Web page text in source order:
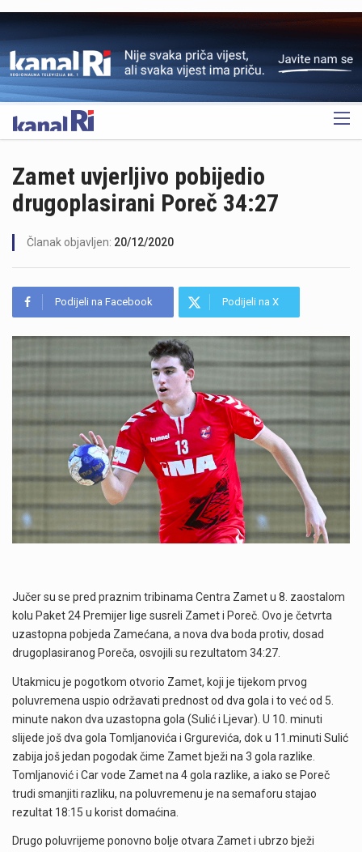
OGLAS
Zamet uvjerljivo pobijedio
drugoplasirani Poreč 34:27
Članak objavljen: 20/12/2020
Podijeli na Facebook Podijeli na X
Jučer su se pred praznim tribinama Centra Zamet u 8. zaostalom
kolu Paket 24 Premijer lige susreli Zamet i Poreč. Ovo je četvrta
uzastopna pobjeda Zamećana, a nova dva boda protiv, dosad
drugoplasiranog Poreča, osvojili su rezultatom 34:27.
Utakmicu je pogotkom otvorio Zamet, koji je tijekom prvog
poluvremena uspio održavati prednost od dva gola i to već od 5.
minute nakon dva uzastopna gola (Sulić i Ljevar). U 10. minuti
slijede još dva gola Tomljanovića i Grgurevića, dok u 11.minuti Sulić
zabija još jedan pogodak čime Zamet bježi na 3 gola razlike.
Tomljanović i Car vode Zamet na 4 gola razlike, a iako se Poreč
trudi smanjiti razliku, na poluvremenu je na semaforu stajao
rezultat 18:15 u korist domaćina.
Drugo poluvrijeme ponovno bolje otvara Zamet i ubrzo bježi